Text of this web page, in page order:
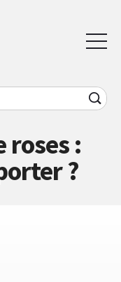
roses :
?